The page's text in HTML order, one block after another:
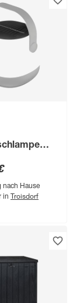
10 x 13,1
nach Hause
in Troisdorf